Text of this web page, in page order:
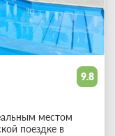
9.8
местом
поездке в